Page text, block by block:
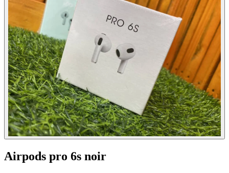
Airpods pro 6s noir